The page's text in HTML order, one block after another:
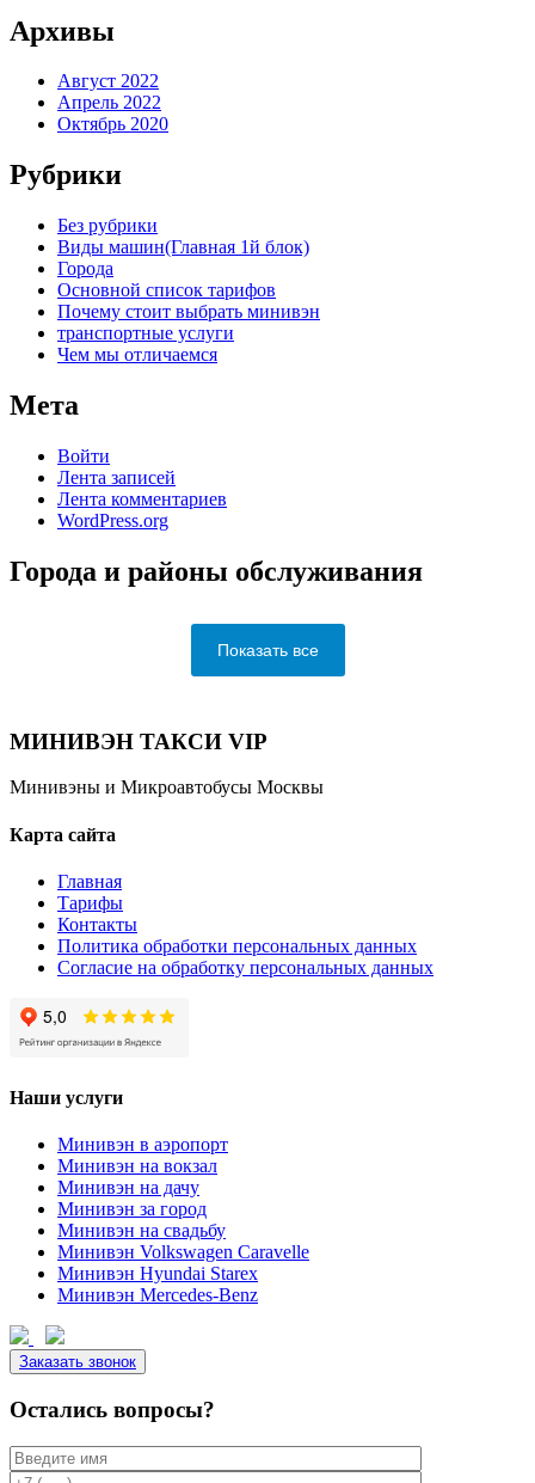
Архивы
Август 2022
Апрель 2022
Октябрь 2020
Рубрики
Без рубрики
Виды машин(Главная 1й блок)
Города
Основной список тарифов
Почему стоит выбрать минивэн
транспортные услуги
Чем мы отличаемся
Мета
Войти
Лента записей
Лента комментариев
WordPress.org
Города и районы обслуживания
Показать все
МИНИВЭН ТАКСИ VIP
Минивэны и Микроавтобусы Москвы
Карта сайта
Главная
Тарифы
Контакты
Политика обработки персональных данных
Согласие на обработку персональных данных
Наши услуги
Минивэн в аэропорт
Минивэн на вокзал
Минивэн на дачу
Минивэн за город
Минивэн на свадьбу
Минивэн Volkswagen Caravelle
Минивэн Hyundai Starex
Минивэн Mercedes-Benz
Заказать звонок
Остались вопросы?